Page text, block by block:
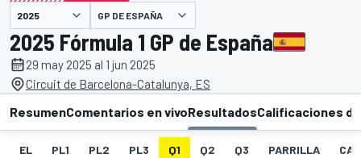
presentado por GP DE ESPAÑA
2025 Fórmula 1 GP de España
29 may 2025 al 1 jun 2025
Circuit de Barcelona-Catalunya, ES
ResumenComentarios en vivoResultadosCalificaciones
EL PL1 PL2 PL3 Q1 Q2 Q3 PARRILLA